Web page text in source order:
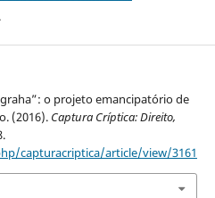
o projeto emancipatório de
(2016). Captura Críptica: Direito,
capturacriptica/article/view/3161